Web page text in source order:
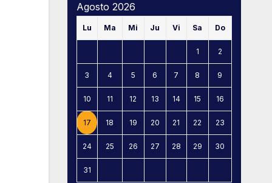
Agosto 2026
Lu Ma Mi Ju Vi Sa Do
1 2
3 4 5 6 7 8 9
10 11 12 13 14 15 16
17 18 19 20 21 22 23
24 25 26 27 28 29 30
31